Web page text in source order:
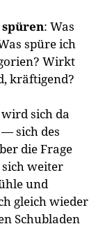
spüren: Was
spüre ich
Wirkt
kräftigend?
sich da
sich des
die Frage
weiter
und
gleich wieder
Schubladen